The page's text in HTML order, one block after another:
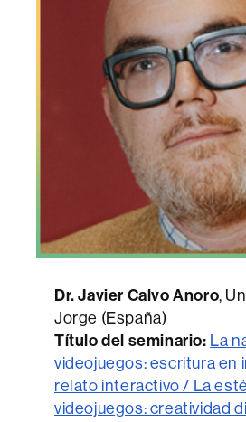
Dr. Javier Calvo Anoro,
Jorge (España)
Título del seminario: La
videojuegos: escritura en
relato interactivo / La
videojuegos: creatividad